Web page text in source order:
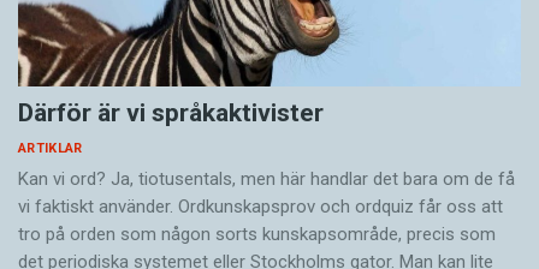
Därför är vi språkaktivister
ARTIKLAR
Kan vi ord? Ja, tiotusentals, men här handlar det bara om de få
vi faktiskt använder. Ordkunskapsprov och ordquiz får oss att
tro på orden som någon sorts kunskapsområde, precis som
det periodiska systemet eller Stockholms gator. Man kan lite